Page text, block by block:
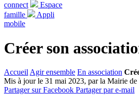
connect
Espace
famille
Appli
mobile
Créer son
Accueil Agir ensemble En association
Mis à jour le 31 mai 2023, par la Mairie
Partager sur Facebook Partager par e-mail